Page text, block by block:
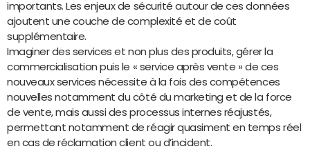
importants. Les enjeux de sécurité autour de ces données
ajoutent une couche de complexité et de coût
supplémentaire.
Imaginer des services et non plus des produits, gérer la
commercialisation puis le « service après vente » de ces
nouveaux services nécessite à la fois des compétences
nouvelles notamment du côté du marketing et de la force
de vente, mais aussi des processus internes réajustés,
permettant notamment de réagir quasiment en temps réel
en cas de réclamation client ou d’incident.